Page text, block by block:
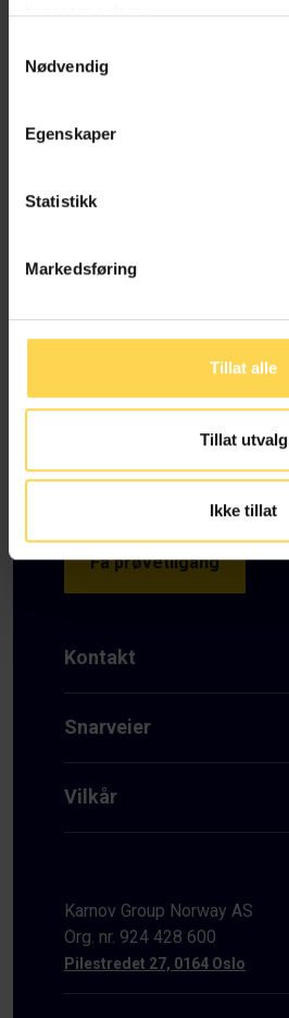
tjenestene deres.
Nødvendig
Egenskaper
Statistikk
Markedsføring
Tillat alle
Tillat utvalg
Ikke tillat
Få prøvetilgang
Kontakt
Snarveier
Vilkår
Karnov Group Norway AS
Org. nr. 924 428 600
Pilestredet 27, 0164 Oslo